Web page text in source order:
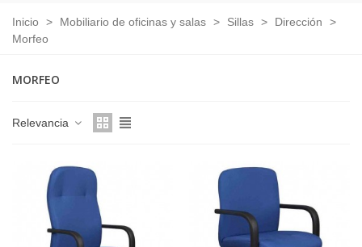
Inicio > Mobiliario de oficinas y salas > Sillas > Dirección
>
Morfeo
MORFEO
Relevancia